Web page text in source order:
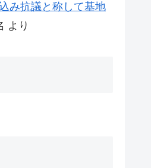
み抗議と称して基地
より